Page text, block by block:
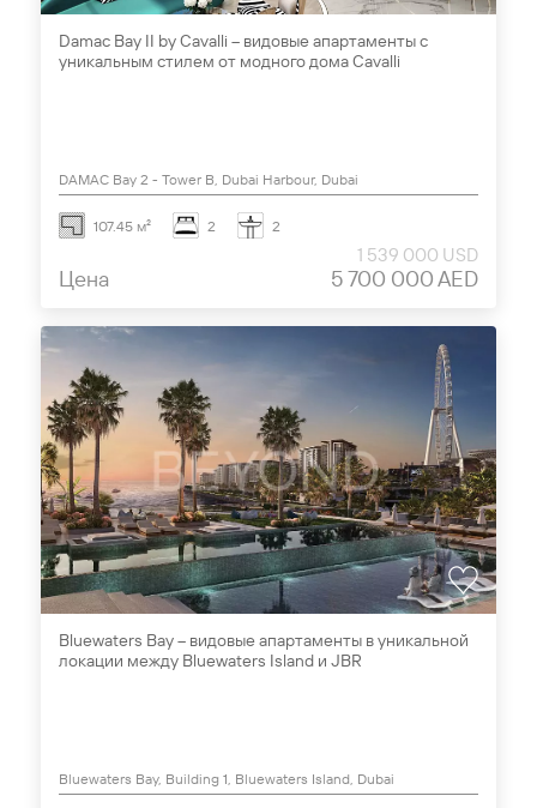
Damac Bay II by Cavalli – видовые апартаменты с
уникальным стилем от модного дома Cavalli
DAMAC Bay 2 - Tower B, Dubai Harbour, Dubai
107.45 м² 2 2
Цена
1 539 000 USD
5 700 000 AED
Bluewaters Bay – видовые апартаменты в уникальной
локации между Bluewaters Island и JBR
Bluewaters Bay, Building 1, Bluewaters Island, Dubai